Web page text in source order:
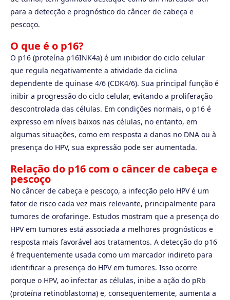
para a detecção e prognóstico do câncer de cabeça e
pescoço.
O que é o p16?
O p16 (proteína p16INK4a) é um inibidor do ciclo celular
que regula negativamente a atividade da ciclina
dependente de quinase 4/6 (CDK4/6). Sua principal função é
inibir a progressão do ciclo celular, evitando a proliferação
descontrolada das células. Em condições normais, o p16 é
expresso em níveis baixos nas células, no entanto, em
algumas situações, como em resposta a danos no DNA ou à
presença do HPV, sua expressão pode ser aumentada.
Relação do p16 com o câncer de cabeça e
pescoço
No câncer de cabeça e pescoço, a infecção pelo HPV é um
fator de risco cada vez mais relevante, principalmente para
tumores de orofaringe. Estudos mostram que a presença do
HPV em tumores está associada a melhores prognósticos e
resposta mais favorável aos tratamentos. A detecção do p16
é frequentemente usada como um marcador indireto para
identificar a presença do HPV em tumores. Isso ocorre
porque o HPV, ao infectar as células, inibe a ação do pRb
(proteína retinoblastoma) e, consequentemente, aumenta a